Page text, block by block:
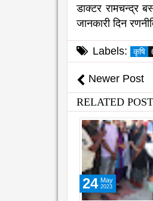
डाक्टर रामचन्द्र
जानकारी दिन
Labels: कृषि
Newer Post
RELATED POST
24 May
2023